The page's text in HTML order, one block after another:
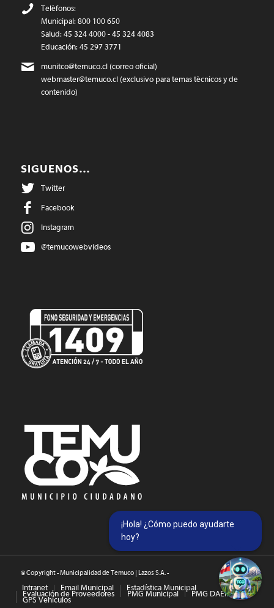
Teléfonos:
Municipal: 800 100 650
Salud: 45 324 4000 - 45 324 4083
Educación: 45 297 3771
munitco@temuco.cl(correo oficial)
webmaster@temuco.cl(exclusivo para temas técnicos y de
contenido)
SIGUENOS…
Twitter
Facebook
Instagram
@temucowebvideos
© Copyright - Municipalidad de Temuco | Lazos S.A. -
Intranet Email Municipal Estadística Municipal
Evaluación de Proveedores PMG Municipal PMG DAEM
GPS Vehículos
¡Hola! ¿Cómo puedo ayudarte
hoy?